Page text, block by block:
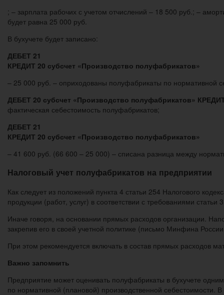
; – зарплата рабочих с учетом отчислений – 18 500 руб.; –
будет равна 25 000 руб.
В бухучете будет записано:
ДЕБЕТ 21
КРЕДИТ 20 субсчет «Производство полуфабрикатов»
– 25 000 руб. – оприходованы полуфабрикаты по нормативной
ДЕБЕТ 20 субсчет «Производство полуфабрикатов»
фактическая себестоимость полуфабрикатов;
ДЕБЕТ 21
КРЕДИТ 20 субсчет «Производство полуфабрикатов»
– 41 600 руб. (66 600 – 25 000) – списана разница между
Налоговый учет полуфабрикатов на предприятии
Как следует из положений пункта 4 статьи 254 Налогового
продукции (работ, услуг) в соответствии с требованиями
Иначе говоря, на основании прямых расходов организации.
закрепив его в своей учетной политике (письмо Минфина
При этом рекомендуется включать в состав прямых расходов
Важно запомнить
Предприятие может оценивать полуфабрикаты в бухучете
по нормативной (плановой) производственной